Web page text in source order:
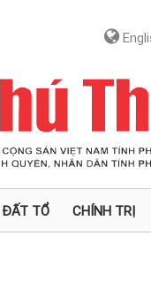
ĐẤT TỔ CHÍNH TRỊ